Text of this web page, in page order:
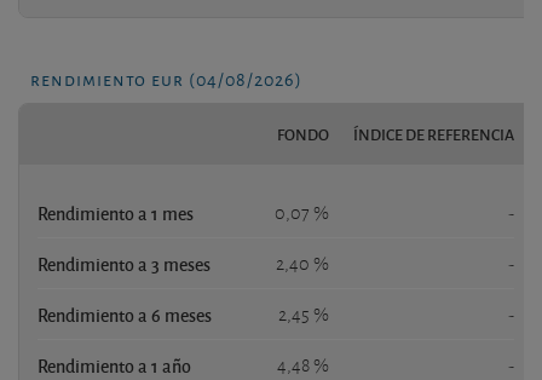
rendimiento eur (04/08/2026)
FONDO ÍNDICE DE REFERENCIA
Rendimiento a 1 mes 0,07 % -
Rendimiento a 3 meses 2,40 % -
Rendimiento a 6 meses 2,45 % -
Rendimiento a 1 año 4,48 % -